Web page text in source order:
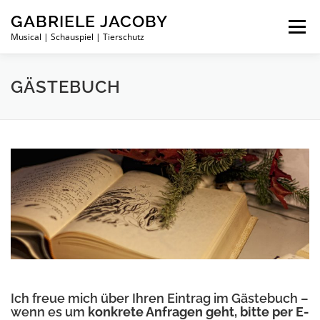
Inhalt
springen
GABRIELE JACOBY
Musical | Schauspiel | Tierschutz
Menü
PRIVAT KARRIERE
GÄSTEBUCH
Ich freue mich über Ihren Eintrag im Gästebuch –
wenn es um konkrete Anfragen geht, bitte per E-